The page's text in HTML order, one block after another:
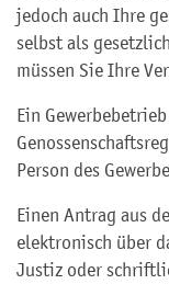
jedoch auch Ihre
selbst als
müssen Sie Ihre
Ein
Person des
Einen Antrag aus
elektronisch über
Justiz oder